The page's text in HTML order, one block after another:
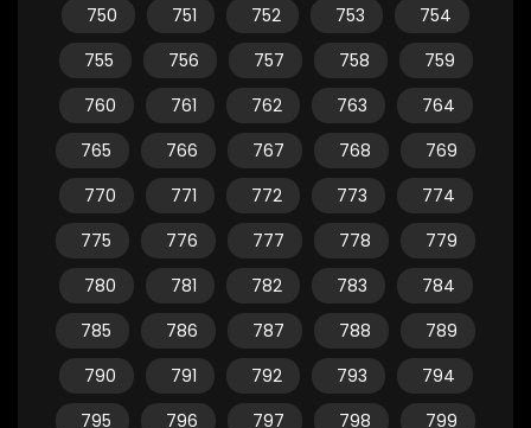
750
751 752 753
754
755
756 757 758
759
760
761 762 763
764
765
766 767 768
769
770
771 772 773
774
775
776 777 778
779
780
781 782 783
784
785
786 787 788
789
790
791 792 793
794
795
796 797 798
799